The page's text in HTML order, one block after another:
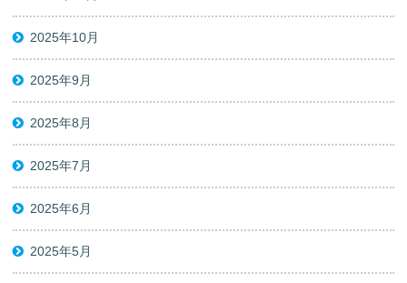
2025年10月
2025年9月
2025年8月
2025年7月
2025年6月
2025年5月